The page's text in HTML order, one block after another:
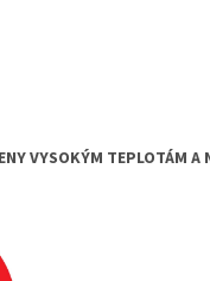
VYSOKÝM TEPLOTÁM A